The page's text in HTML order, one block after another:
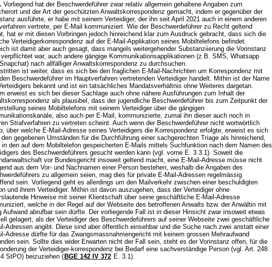
Vorliegend hat der Beschwerdeführer zwar relativ allgemein gehaltene Angaben zum
und der Art der geschützten Anwaltskorrespondenz gemacht, indem er gegenüber der
ausführte, er habe mit seinem Verteidiger, der ihn seit April 2021 auch in einem anderen
vertrete, per E-Mail kommuniziert. Wie der Beschwerdeführer zu Recht geltend
hat er mit diesen Vorbringen jedoch hinreichend klar zum Ausdruck gebracht, dass sich die
Verteidigerkorrespondenz auf der E-Mail-Applikation seines Mobiltelefons befindet.
ist damit aber auch gesagt, dass mangels weitergehender Substanziierung die Vorinstanz
war, auch andere gängige Kommunikationsapplikationen (z.B. SMS, Whatsapp
nach allfälliger Anwaltskorrespondenz zu durchsuchen.
ist weiter, dass es sich bei den fraglichen E-Mail-Nachrichten um Korrespondenz mit
Beschwerdeführer im Hauptverfahren vertretenden Verteidiger handelt. Mithin ist der Name
bekannt und ist ein tatsächliches Mandatsverhältnis ohne Weiteres dargetan.
erweist es sich bei dieser Sachlage auch ohne nähere Ausführungen zum Inhalt der
als plausibel, dass der jugendliche Beschwerdeführer bis zum Zeitpunkt der
seines Mobiltelefons mit seinem Verteidiger über die gängigen
also auch per E-Mail, kommunizierte, zumal ihn dieser auch noch in
Strafverfahren zu vertreten scheint. Auch wenn der Beschwerdeführer nicht wortwörtlich
über welche E-Mail-Adresse seines Verteidigers die Korrespondenz erfolgte, erweist es sich
den gegebenen Umständen für die Durchführung einer sachgerechten Triage als hinreichend,
in den auf dem Mobiltelefon gespeicherten E-Mails mittels Suchfunktion nach dem Namen des
des Beschwerdeführers gesucht werden kann (vgl. vorne E. 3.3.1). Soweit die
vor Bundesgericht insoweit geltend macht, eine E-Mail-Adresse müsse nicht
aus dem Vor- und Nachnamen einer Person bestehen, weshalb die Angaben des
zu allgemein seien, mag dies für private E-Mail-Adressen regelmässig
sein. Vorliegend geht es allerdings um den Mailverkehr zwischen einer beschuldigten
und ihrem Verteidiger. Mithin ist davon auszugehen, dass der Verteidiger ohne
Hinweise mit seiner Klientschaft über seine geschäftliche E-Mail-Adresse
welche in der Regel auf der Webseite des betroffenen Anwalts bzw. der Anwältin mit
Aufwand abrufbar sein dürfte. Der vorliegende Fall ist in dieser Hinsicht zwar insoweit etwas
gelagert, als der Verteidiger des Beschwerdeführers auf seiner Webseite zwei geschäftliche
Adressen angibt. Diese sind aber öffentlich einsehbar und die Suche nach zwei anstatt einer
Adresse dürfte für das Zwangsmassnahmengericht mit keinem grossen Mehraufwand
sein. Sollte dies wider Erwarten nicht der Fall sein, steht es der Vorinstanz offen, für die
der Verteidiger-korrespondenz bei Bedarf eine sachverständige Person (vgl. Art. 248
StPO) beizuziehen ( BGE 142 IV 372 E. 3.1).